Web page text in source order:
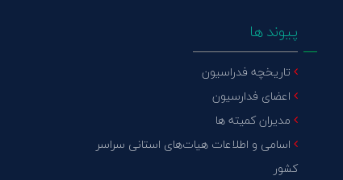
پیوند ها
تاریخچه فدراسیون
اعضای فدارسیون
مدیران کمیته ها
اسامی و اطلاعات هیات‌های استانی سراسر
کشور